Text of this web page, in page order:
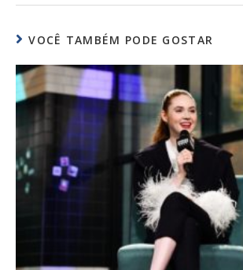
VOCÊ TAMBÉM PODE GOSTAR